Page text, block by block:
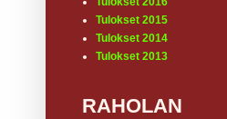
Tulokset 2015
Tulokset 2014
Tulokset 2013
RAHOLAN